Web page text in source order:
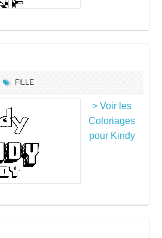
FILLE
> Voir les
Coloriages
pour Kindy